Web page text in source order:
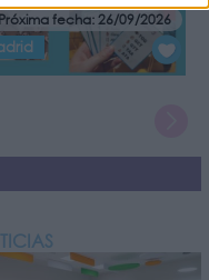
Próxima fecha: 26/09/2026